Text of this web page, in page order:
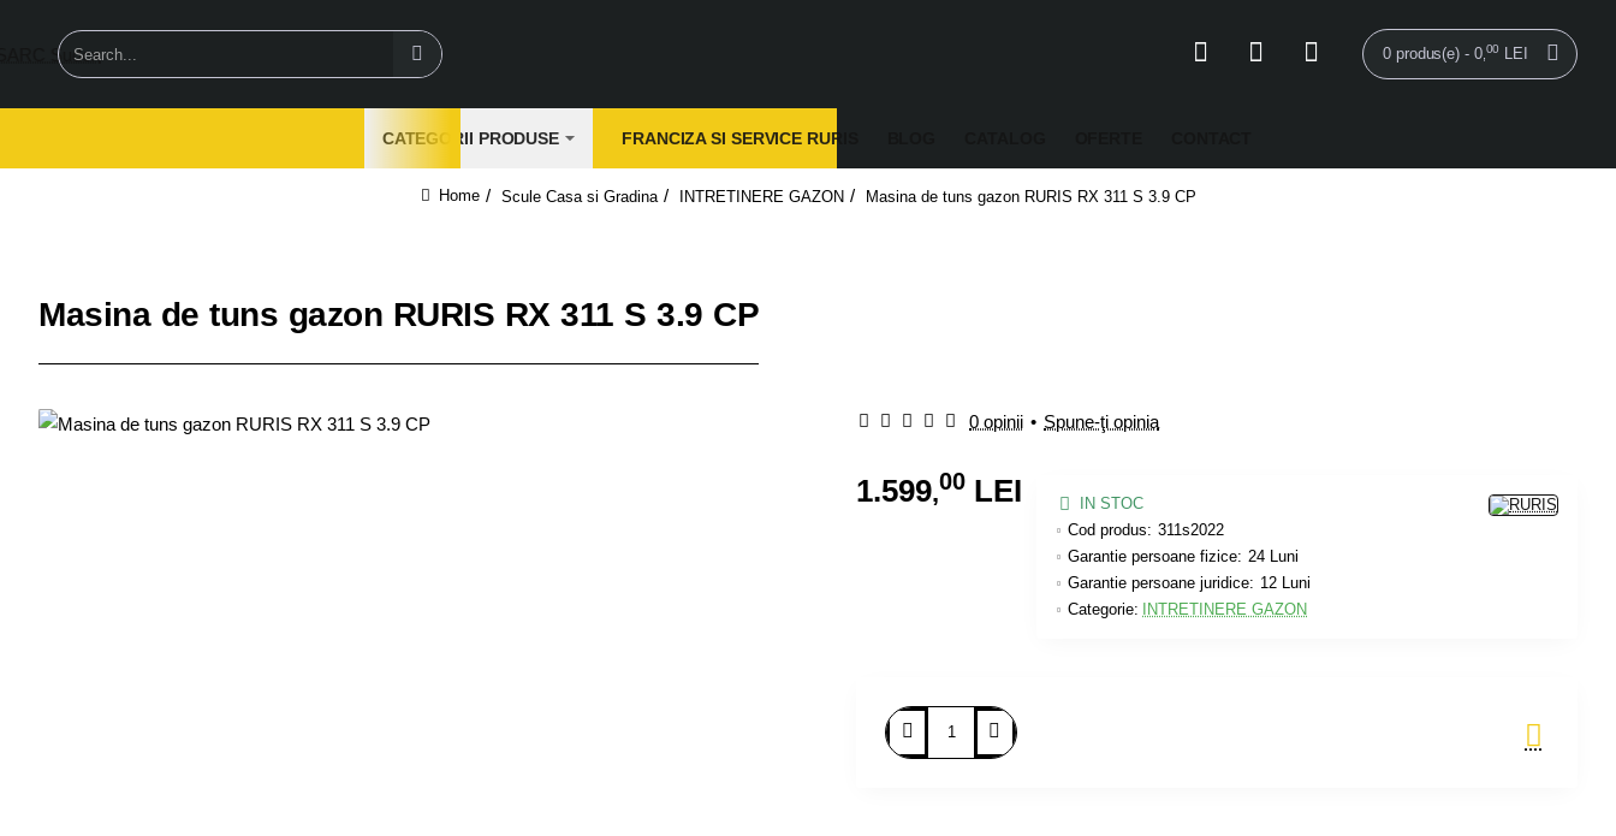
Search... 0 produs(e) - 0, 00 LEI
CATEGORII PRODUSE FRANCIZA SI SERVICE RURIS
Scule Casa si Gradina INTRETINERE GAZON Masina de tuns gazon RURIS RX 311 S 3.9 CP
Masina de tuns gazon RURIS RX 311 S 3.9 CP
0 opinii • Spune-ţi opinia
1.599,00 LEI
IN STOC
Cod produs: 311s2022
Garantie persoane fizice: 24 Luni
Garantie persoane juridice: 12 Luni
Categorie:
INTRETINERE GAZON